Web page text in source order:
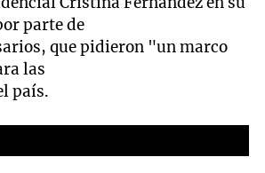
parte de
que pidieron "un marco
las
país.